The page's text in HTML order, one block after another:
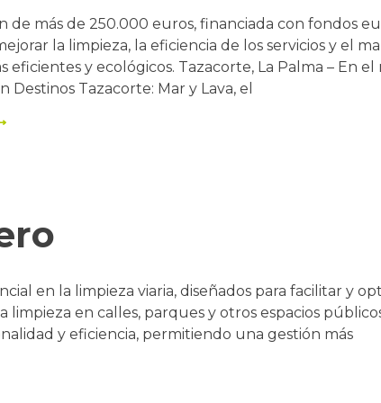
de más de 250.000 euros, financiada con fondos
la limpieza, la eficiencia de los servicios y el
eficientes y ecológicos. Tazacorte, La Palma – En
Destinos Tazacorte: Mar y Lava, el
en la limpieza viaria, diseñados para facilitar y
en calles, parques y otros espacios
y eficiencia, permitiendo una gestión más